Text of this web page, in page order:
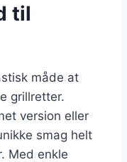
til
måde at
grillretter.
version eller
smag helt
Med enkle